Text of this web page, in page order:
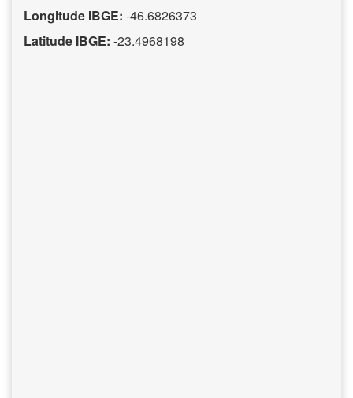
Longitude IBGE: -46.6826373
Latitude IBGE: -23.4968198